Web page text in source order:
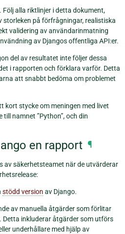
Följ alla riktlinjer i detta dokument,
storleken på förfrågningar, realistiska
validering av användarinmatning
av Djangos offentliga API:er.
del av resultatet inte följer dessa
i rapporten och förklara varför. Detta
att snabbt bedöma om problemet
kort stycke om meningen med livet
namnet ”Python”, och din
en rapport ¶
av säkerhetsteamet när de utvärderar
stödd version av Django.
av manuella åtgärder som förlitar
Detta inkluderar åtgärder som utförs
underhållare med hjälp av